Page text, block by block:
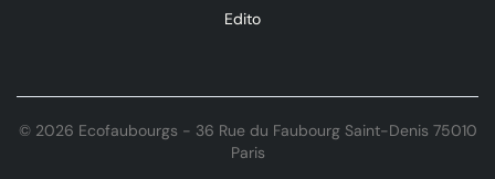
Edito
© 2026 Ecofaubourgs - 36 Rue du Faubourg Saint-Denis 75010
Paris